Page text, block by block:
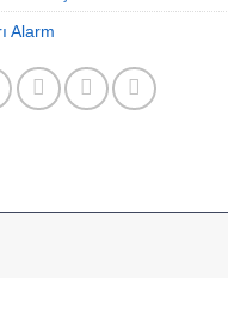
Alarm